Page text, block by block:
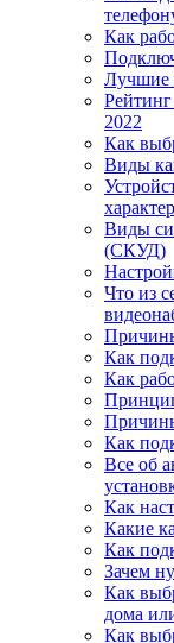
Как
Лучшие
2022
Как
Виды
Виды
(СКУД)
Что из
Как
Как
Как
Все об
Как
Какие
Как
Зачем
Как
дома
Как